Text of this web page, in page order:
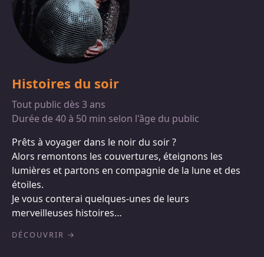
Histoires du soir
Tout public dès 3 ans
Durée de 40 à 50 min selon l'âge du public
Prêts à voyager dans le noir du soir ?
Alors remontons les couvertures, éteignons les
lumières et partons en compagnie de la lune et des
étoiles.
Je vous conterai quelques-unes de leurs
merveilleuses histoires…
DÉCOUVRIR